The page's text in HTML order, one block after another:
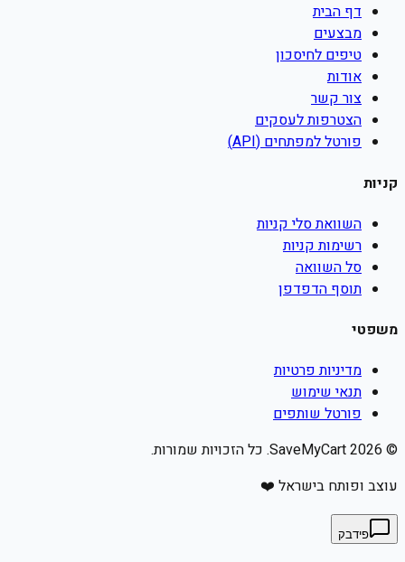
דף הבית
מבצעים
טיפים לחיסכון
אודות
צור קשר
הצטרפות לעסקים
פורטל למפתחים (API)
קניות
השוואת סלי קניות
רשימות קניות
סל השוואה
תוסף הדפדפן
משפטי
מדיניות פרטיות
תנאי שימוש
פורטל שותפים
©
2026
עוצב ופותח בישראל ❤️
פידבק